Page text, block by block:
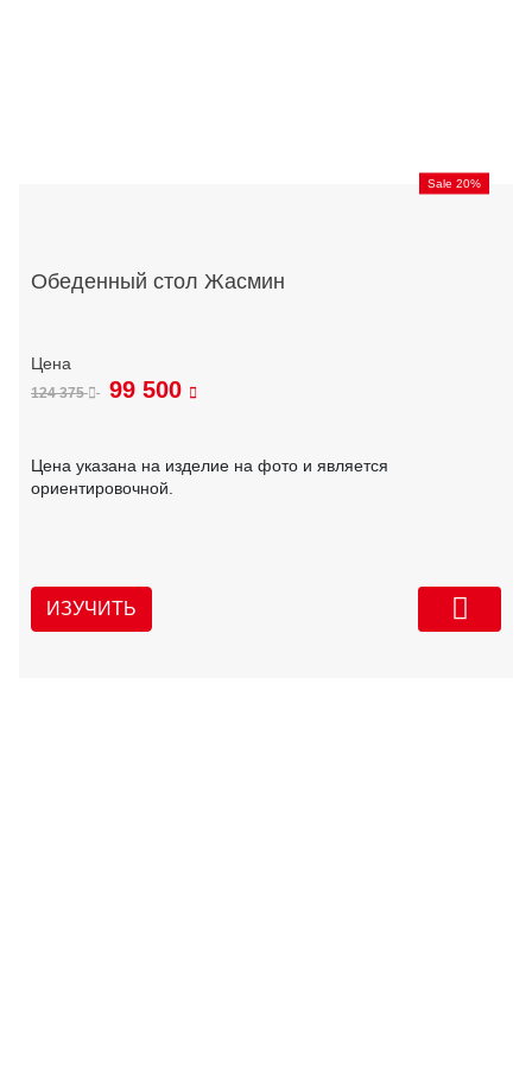
Sale 20%
Обеденный стол Жасмин
124 375 99 500
Цена указана на изделие на фото и является
ориентировочной.
ИЗУЧИТЬ